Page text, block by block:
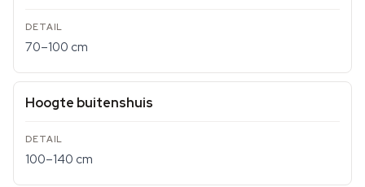
70–100 cm
Hoogte buitenshuis
100–140 cm